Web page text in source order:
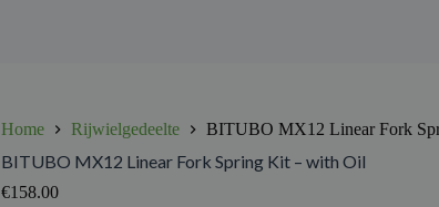
Home Rijwielgedeelte BITUBO MX12 Linear Fork
BITUBO MX12 Linear Fork Spring Kit – with Oil
€158.00